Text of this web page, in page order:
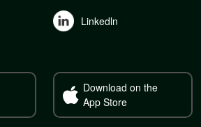
Linkedln
Download on the
App Store